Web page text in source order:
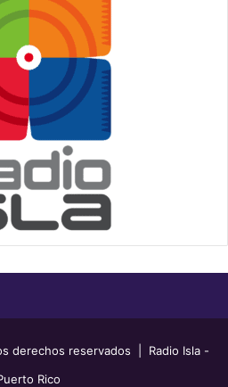
derechos reservados | Radio Isla -
Rico